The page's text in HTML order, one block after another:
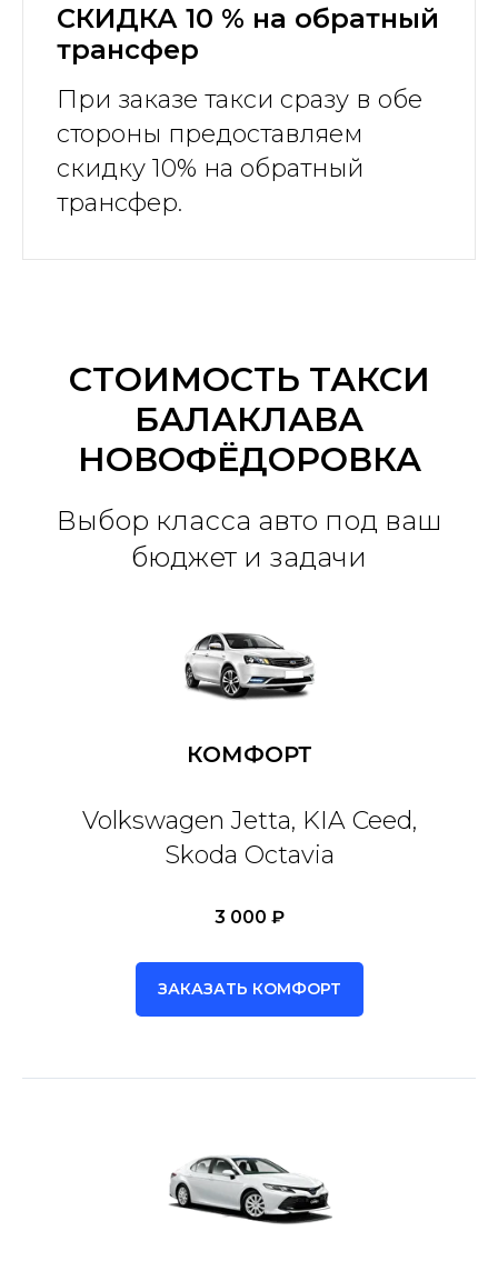
СКИДКА 10 % на обратный
трансфер
При заказе такси сразу в обе
стороны предоставляем
скидку 10% на обратный
трансфер.
СТОИМОСТЬ ТАКСИ
БАЛАКЛАВА
НОВОФЁДОРОВКА
Выбор класса авто под ваш
бюджет и задачи
КОМФОРТ
Volkswagen Jetta, KIA Ceed,
Skoda Octavia
3 000 ₽
ЗАКАЗАТЬ КОМФОРТ